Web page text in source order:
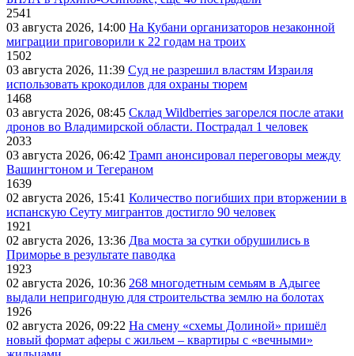
2541
03 августа 2026, 14:00 На Кубани организаторов незаконной
миграции приговорили к 22 годам на троих
1502
03 августа 2026, 11:39 Суд не разрешил властям Израиля
использовать крокодилов для охраны тюрем
1468
03 августа 2026, 08:45 Склад Wildberries загорелся после атаки
дронов во Владимирской области. Пострадал 1 человек
2033
03 августа 2026, 06:42 Трамп анонсировал переговоры между
Вашингтоном и Тегераном
1639
02 августа 2026, 15:41 Количество погибших при вторжении в
испанскую Сеуту мигрантов достигло 90 человек
1921
02 августа 2026, 13:36 Два моста за сутки обрушились в
Приморье в результате паводка
1923
02 августа 2026, 10:36 268 многодетным семьям в Адыгее
выдали непригодную для строительства землю на болотах
1926
02 августа 2026, 09:22 На смену «схемы Долиной» пришёл
новый формат аферы с жильем – квартиры с «вечными»